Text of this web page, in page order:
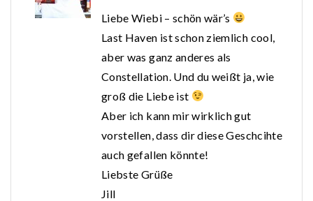
Liebe Wiebi – schön wär’s
Last Haven ist schon ziemlich cool,
aber was ganz anderes als
Constellation. Und du weißt ja, wie
groß die Liebe ist
Aber ich kann mir wirklich gut
vorstellen, dass dir diese Geschcihte
auch gefallen könnte!
Liebste Grüße
Jill